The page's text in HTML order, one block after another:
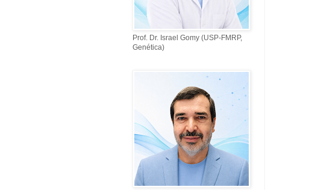
Prof. Dr. Israel Gomy (USP-FMRP,
Genética)